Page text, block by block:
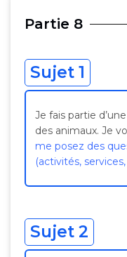
Partie 8
Sujet 1
Je fais partie
des animaux. Je
me posez des
(activités,
Sujet 2